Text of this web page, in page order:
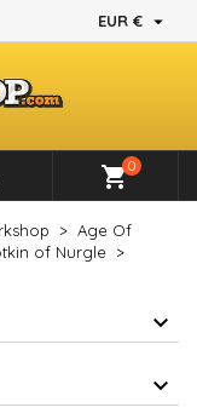
EUR € 
shopping_cart0
Age Of
of Nurgle
×
×
liste d'envies
×
des produits à